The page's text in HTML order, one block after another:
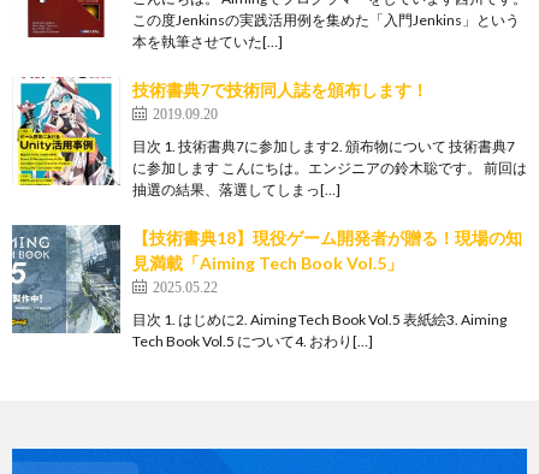
この度Jenkinsの実践活用例を集めた「入門Jenkins」という
本を執筆させていた[…]
技術書典7で技術同人誌を頒布します！
2019.09.20
目次 1. 技術書典7に参加します2. 頒布物について 技術書典7
に参加します こんにちは。エンジニアの鈴木聡です。 前回は
抽選の結果、落選してしまっ[…]
【技術書典18】現役ゲーム開発者が贈る！現場の知
見満載「Aiming Tech Book Vol.5」
2025.05.22
目次 1. はじめに2. Aiming Tech Book Vol.5 表紙絵3. Aiming
Tech Book Vol.5 について4. おわり[…]